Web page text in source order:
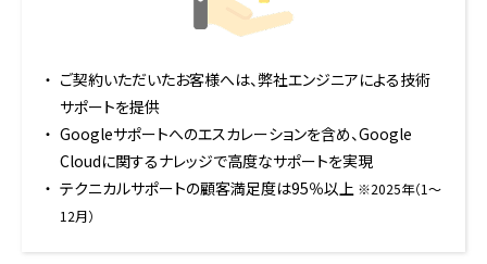
ご契約いただいたお客様へは、弊社エンジニアによる技術
サポートを提供
Googleサポートへのエスカレーションを含め、Google
Cloudに関するナレッジで高度なサポートを実現
テクニカルサポートの顧客満足度は95％以上 ※2025年（1〜
12月）